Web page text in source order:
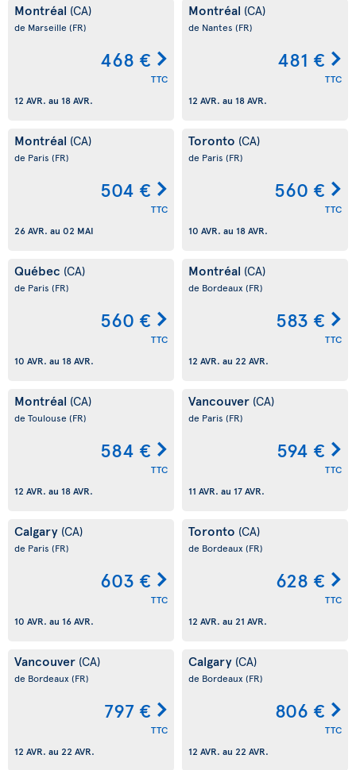
Montréal (CA)
de Marseille (FR)
468 €
TTC
12 AVR. au 18 AVR.
Montréal (CA)
de Nantes (FR)
481 €
TTC
12 AVR. au 18 AVR.
Montréal (CA)
de Paris (FR)
504 €
TTC
26 AVR. au 02 MAI
Toronto (CA)
de Paris (FR)
560 €
TTC
10 AVR. au 18 AVR.
Québec (CA)
de Paris (FR)
560 €
TTC
10 AVR. au 18 AVR.
Montréal (CA)
de Bordeaux (FR)
583 €
TTC
12 AVR. au 22 AVR.
Montréal (CA)
de Toulouse (FR)
584 €
TTC
12 AVR. au 18 AVR.
Vancouver (CA)
de Paris (FR)
594 €
TTC
11 AVR. au 17 AVR.
Calgary (CA)
de Paris (FR)
603 €
TTC
10 AVR. au 16 AVR.
Toronto (CA)
de Bordeaux (FR)
628 €
TTC
12 AVR. au 21 AVR.
Vancouver (CA)
de Bordeaux (FR)
797 €
TTC
12 AVR. au 22 AVR.
Calgary (CA)
de Bordeaux (FR)
806 €
TTC
12 AVR. au 22 AVR.